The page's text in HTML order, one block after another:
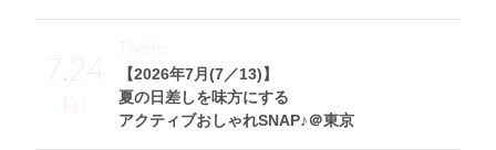
7.24
Fri
【2026年7月(7／13)】
夏の日差しを味方にする
アクティブおしゃれSNAP♪＠東京
Theme